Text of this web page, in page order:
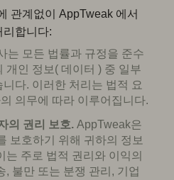
관계없이 AppTweak 에서
리합니다:
는 모든 법률과 규정을 준수
개인 정보( 데이터 ) 중 일부
다. 이러한 처리는 법적 요
의무에 따라 이루어집니다.
의 권리 보호. AppTweak은
보호하기 위해 귀하의 정보
는 주로 법적 권리와 이익의
, 불만 또는 분쟁 관리, 기업